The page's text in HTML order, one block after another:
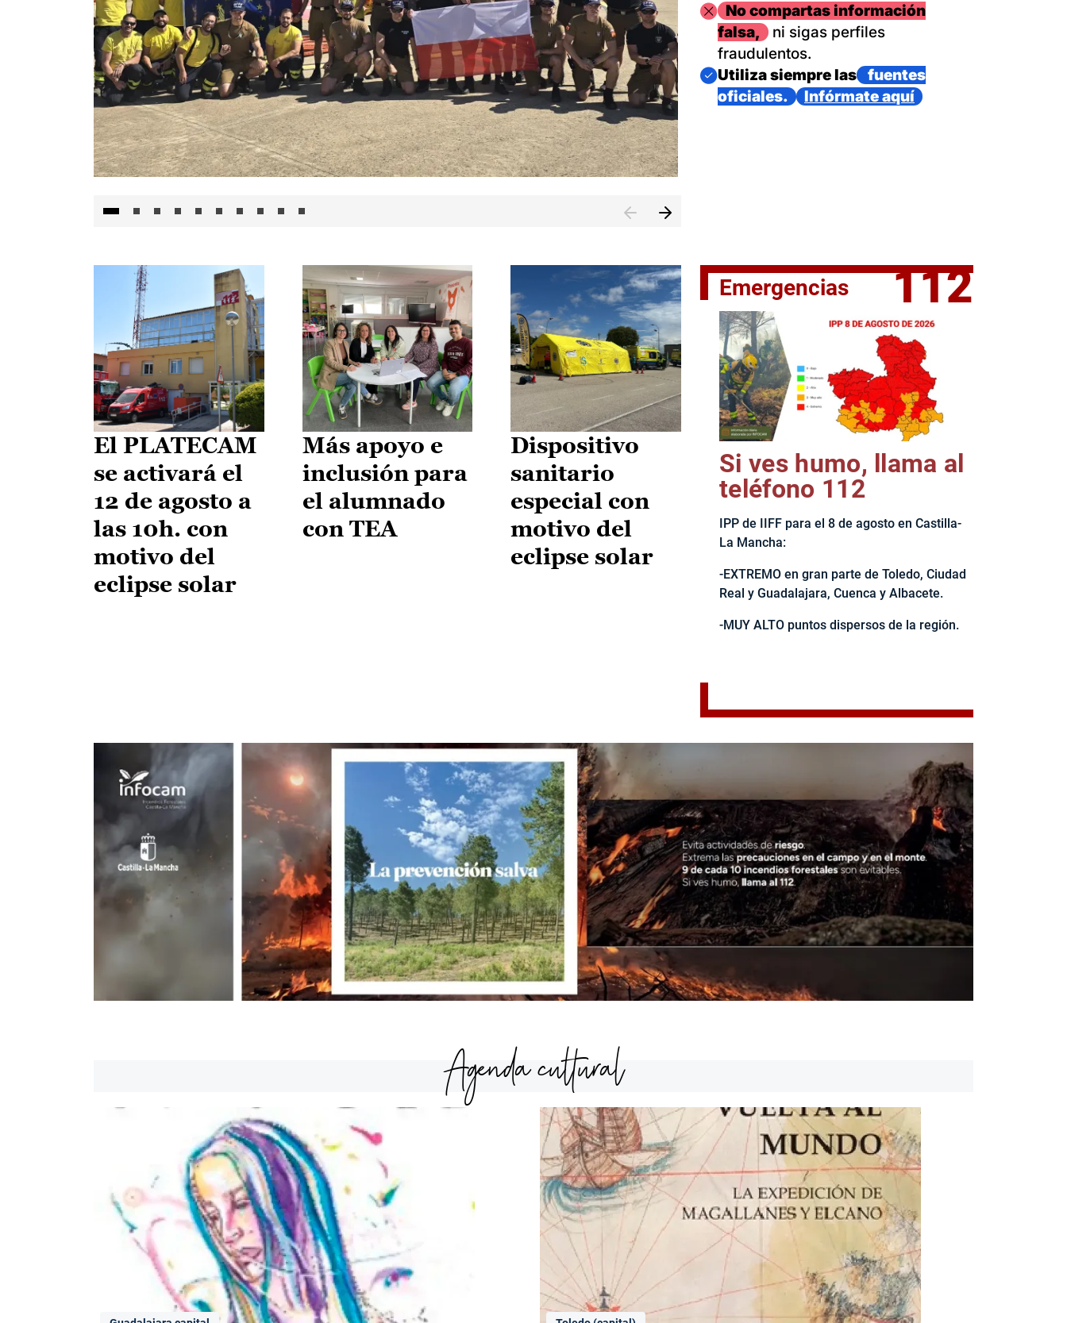
II Vuelta Ciclista CLM LEADER
ImagenNo compartas información
falsa,
ni sigas perfiles
fraudulentos.
Imagen
Utiliza siempre las
fuentes
oficiales.
Infórmate aquí
El PLATECAM
se activará el
12 de agosto a
las 10h. con
motivo del
eclipse solar
Más apoyo e
inclusión para
el alumnado
con TEA
Dispositivo
sanitario
especial con
motivo del
eclipse solar
Emergencias 112
Si ves humo, llama al
teléfono 112
IPP de IIFF para el 8 de agosto en Castilla-
La Mancha:
-EXTREMO en gran parte de Toledo, Ciudad
Real y Guadalajara, Cuenca y Albacete.
-MUY ALTO puntos dispersos de la región.
Agenda cultural